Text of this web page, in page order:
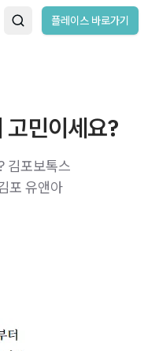
플레이스 바로가기
고민이세요?
김포보톡스
포 유앤아